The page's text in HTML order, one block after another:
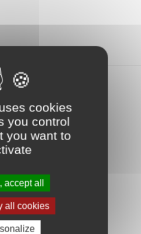
HOERDT
- 67720 Hoerdt
10 - mairie@hoerdt.fr
cookies
you control
you want to
accept all
all cookies